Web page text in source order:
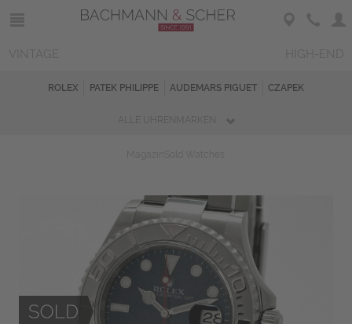
ROLEX PATEK PHILIPPE AUDEMARS PIGUET CZAPEK